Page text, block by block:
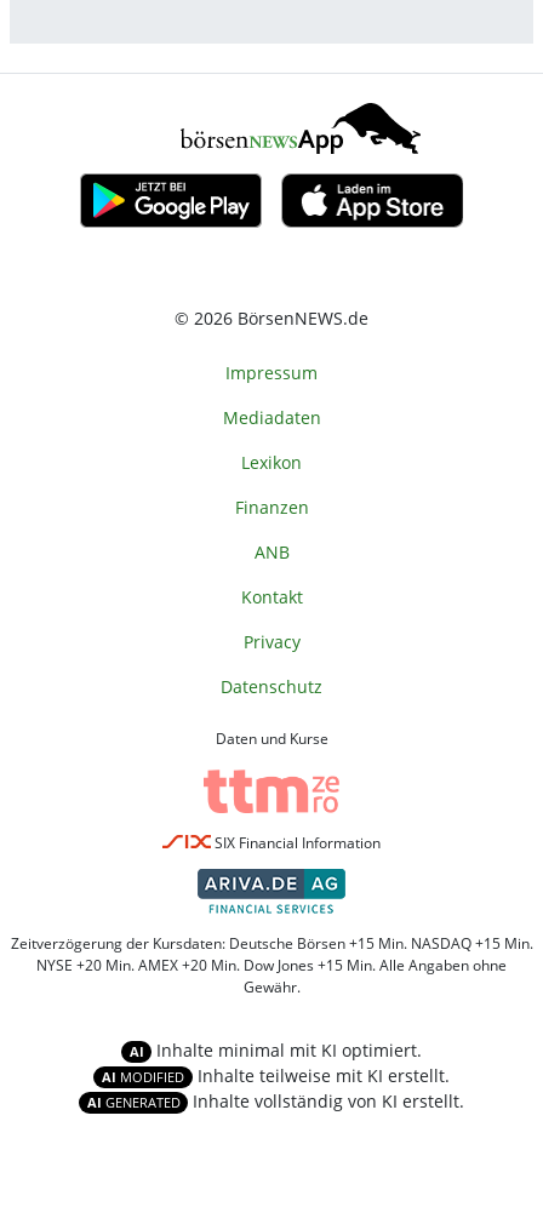
© 2026 BörsenNEWS.de
Impressum
Mediadaten
Lexikon
Finanzen
ANB
Kontakt
Privacy
Datenschutz
Daten und Kurse
SIX Financial Information
Zeitverzögerung der Kursdaten: Deutsche Börsen +15 Min. NASDAQ +15 Min.
NYSE +20 Min. AMEX +20 Min. Dow Jones +15 Min. Alle Angaben ohne
Gewähr.
AI Inhalte minimal mit KI optimiert.
AI MODIFIED Inhalte teilweise mit KI erstellt.
AI GENERATED Inhalte vollständig von KI erstellt.